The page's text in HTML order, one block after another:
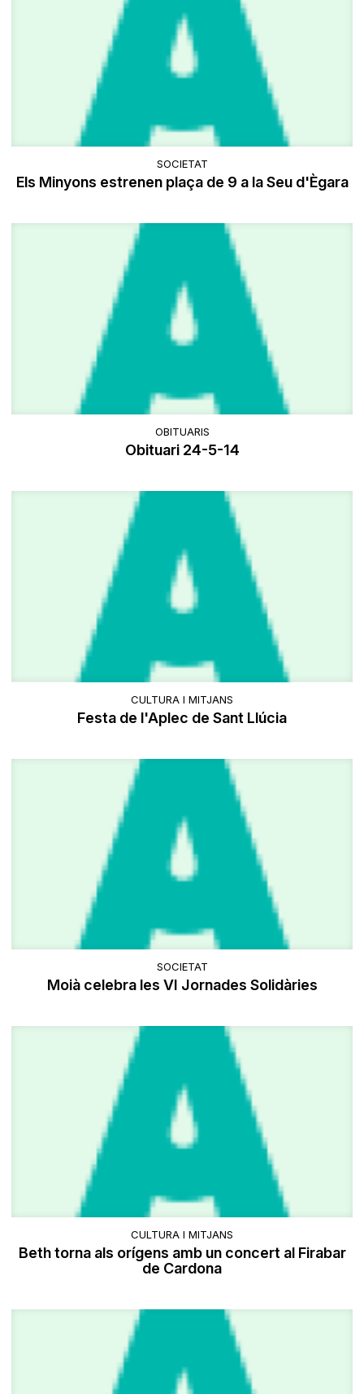
SOCIETAT
Els Minyons estrenen plaça de 9 a la Seu d'Ègara
OBITUARIS
Obituari 24-5-14
CULTURA I MITJANS
Festa de l'Aplec de Sant Llúcia
SOCIETAT
Moià celebra les VI Jornades Solidàries
CULTURA I MITJANS
Beth torna als orígens amb un concert al Firabar
de Cardona